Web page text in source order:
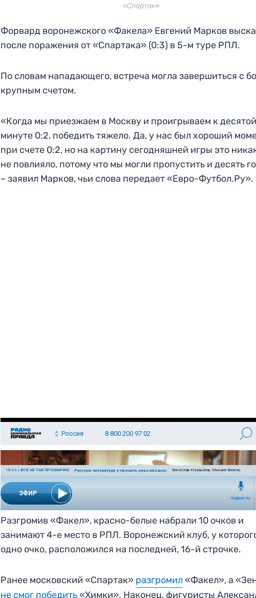
«Спартак»
Форвард воронежского «Факела» Евгений Марков
после поражения от «Спартака» (0:3) в 5-м туре РПЛ.
По словам нападающего, встреча могла завершиться с
крупным счетом.
«Когда мы приезжаем в Москву и проигрываем к десятой
минуте 0:2, победить тяжело. Да, у нас был хороший
при счете 0:2, но на картину сегодняшней игры это
не повлияло, потому что мы могли пропустить и десять
– заявил Марков, чьи слова передает «Евро-Футбол.Ру».
Разгромив «Факел», красно-белые набрали 10 очков и
занимают 4-е место в РПЛ. Воронежский клуб, у
одно очко, расположился на последней, 16-й строчке.
Ранее московский «Спартак» разгромил«Факел», а
не смог победить«Химки». Наконец, фигуристы